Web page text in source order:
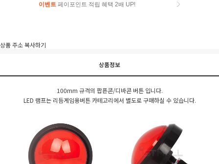
이벤트 페이포인트 적립 혜택 2배 UP!
상품 주소 복사하기
상품정보
100mm 규격의 팝픈콘/디바콘 버튼 입니다.
LED 램프는 리듬게임용버튼 카테고리에서 별도로 구매하실 수 있습니다.